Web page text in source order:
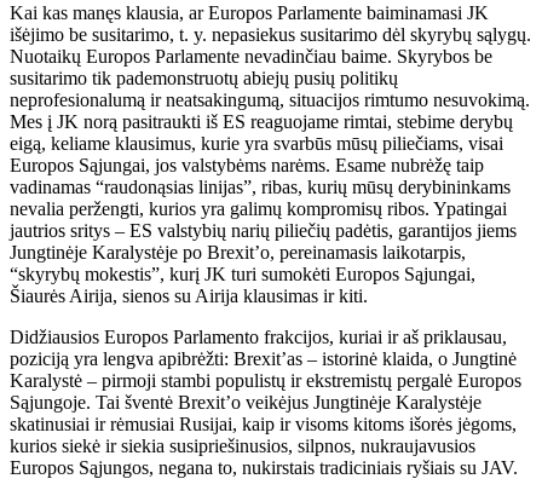
Kai kas manęs klausia, ar Europos Parlamente baiminamasi JK
išėjimo be susitarimo, t. y. nepasiekus susitarimo dėl skyrybų sąlygų.
Nuotaikų Europos Parlamente nevadinčiau baime. Skyrybos be
susitarimo tik pademonstruotų abiejų pusių politikų
neprofesionalumą ir neatsakingumą, situacijos rimtumo nesuvokimą.
Mes į JK norą pasitraukti iš ES reaguojame rimtai, stebime derybų
eigą, keliame klausimus, kurie yra svarbūs mūsų piliečiams, visai
Europos Sąjungai, jos valstybėms narėms. Esame nubrėžę taip
vadinamas “raudonąsias linijas”, ribas, kurių mūsų derybininkams
nevalia peržengti, kurios yra galimų kompromisų ribos. Ypatingai
jautrios sritys – ES valstybių narių piliečių padėtis, garantijos jiems
Jungtinėje Karalystėje po Brexit’o, pereinamasis laikotarpis,
“skyrybų mokestis”, kurį JK turi sumokėti Europos Sąjungai,
Šiaurės Airija, sienos su Airija klausimas ir kiti.
Didžiausios Europos Parlamento frakcijos, kuriai ir aš priklausau,
poziciją yra lengva apibrėžti: Brexit’as – istorinė klaida, o Jungtinė
Karalystė – pirmoji stambi populistų ir ekstremistų pergalė Europos
Sąjungoje. Tai šventė Brexit’o veikėjus Jungtinėje Karalystėje
skatinusiai ir rėmusiai Rusijai, kaip ir visoms kitoms išorės jėgoms,
kurios siekė ir siekia susipriešinusios, silpnos, nukraujavusios
Europos Sąjungos, negana to, nukirstais tradiciniais ryšiais su JAV.